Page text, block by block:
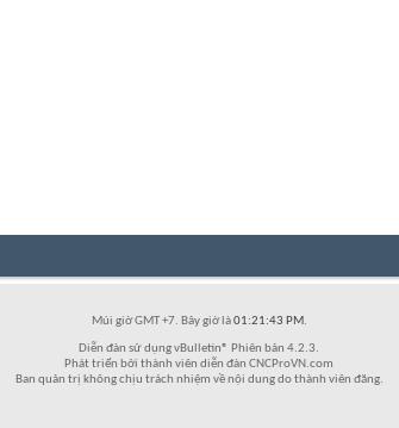
Múi giờ GMT +7. Bây giờ là01:21:43 PM.
Diễn đàn sử dụng vBulletin® Phiên bản 4.2.3.
Phát triển bởi thành viên diễn đàn CNCProVN.com
Ban quản trị không chịu trách nhiệm về nội dung do thành viên đăng.